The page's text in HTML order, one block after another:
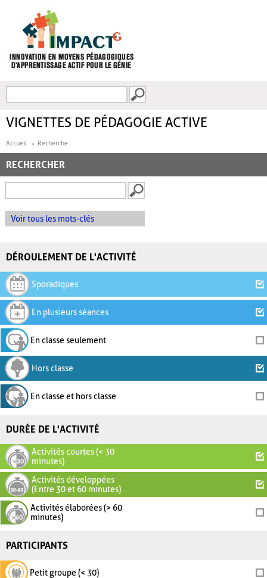
FORMULAIRE DE
VIGNETTES DE PÉDAGOGIE ACTIVE
Accueil Recherche
RECHERCHER
Voir tous les mots-clés
DÉROULEMENT DE L'ACTIVITÉ
Sporadiques
En plusieurs séances
En classe seulement
Hors classe
En classe et hors classe
DURÉE DE L'ACTIVITÉ
Activités courtes (< 30
minutes)
Activités développées
(Entre 30 et 60 minutes)
Activités élaborées (> 60
minutes)
PARTICIPANTS
Petit groupe (< 30)